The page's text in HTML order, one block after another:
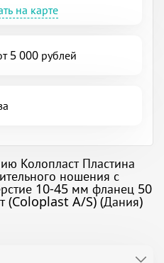
на карте
5 000 рублей
Колопласт Пластина
ношения с
10-45 мм фланец 50
(Coloplast A/S) (Дания)